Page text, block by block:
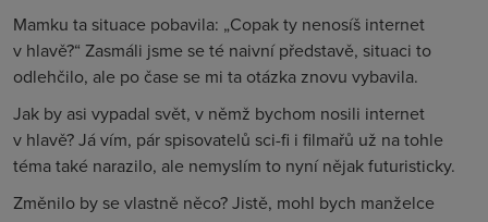
Mamku ta situace pobavila: „Copak ty nenosíš internet
v hlavě?“ Zasmáli jsme se té naivní představě, situaci to
odlehčilo, ale po čase se mi ta otázka znovu vybavila.
Jak by asi vypadal svět, v němž bychom nosili internet
v hlavě? Já vím, pár spisovatelů sci-fi i filmařů už na tohle
téma také narazilo, ale nemyslím to nyní nějak futuristicky.
Změnilo by se vlastně něco? Jistě, mohl bych manželce